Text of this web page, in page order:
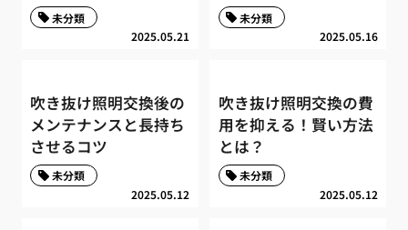
2025.05.21
未分類
2025.05.16
未分類
吹き抜け照明交換後の
メンテナンスと長持ち
させるコツ
2025.05.12
未分類
吹き抜け照明交換の費
用を抑える！賢い方法
とは？
2025.05.12
未分類